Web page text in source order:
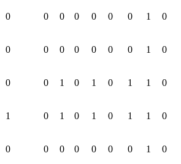
0 0 0 0 0 0 0 1 0
0 0 0 0 0 0 0 1 0
0 0 1 0 1 0 1 1 0
1 0 1 0 1 0 1 1 0
0 0 0 0 0 0 0 1 0